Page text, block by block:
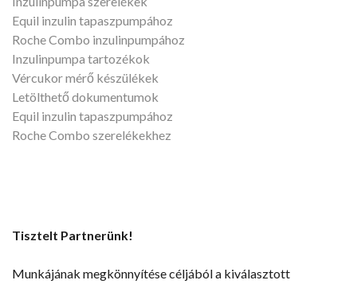
Equil inzulin tapaszpumpához
Roche Combo inzulinpumpához
Inzulinpumpa tartozékok
Vércukor mérő készülékek
Letölthető dokumentumok
Equil inzulin tapaszpumpához
Roche Combo szerelékekhez
Tisztelt Partnerünk!
Munkájának megkönnyítése céljából a kiválasztott